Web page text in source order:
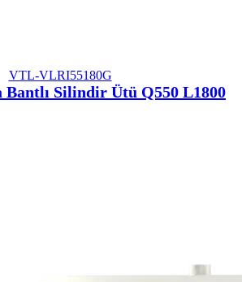
VTL-VLRI55180G
Bantlı Silindir Ütü Q550 L1800